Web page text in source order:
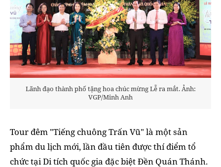
Lãnh đạo thành phố tặng hoa chúc mừng Lễ ra mắt. Ảnh:
VGP/Minh Anh
Tour đêm "Tiếng chuông Trấn Vũ" là một sản
phẩm du lịch mới, lần đầu tiên được thí điểm tổ
chức tại Di tích quốc gia đặc biệt Đền Quán Thánh.